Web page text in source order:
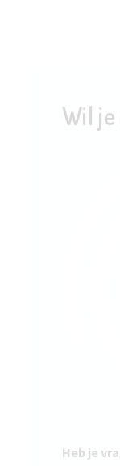
Wil
Heb je